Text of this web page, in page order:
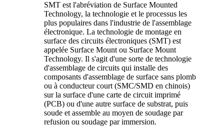
SMT est l'abréviation de Surface Mounted
Technology, la technologie et le processus les
plus populaires dans l'industrie de l'assemblage
électronique. La technologie de montage en
surface des circuits électroniques (SMT) est
appelée Surface Mount ou Surface Mount
Technology. Il s'agit d'une sorte de technologie
d'assemblage de circuits qui installe des
composants d'assemblage de surface sans plomb
ou à conducteur court (SMC/SMD en chinois)
sur la surface d'une carte de circuit imprimé
(PCB) ou d'une autre surface de substrat, puis
soude et assemble au moyen de soudage par
refusion ou soudage par immersion.